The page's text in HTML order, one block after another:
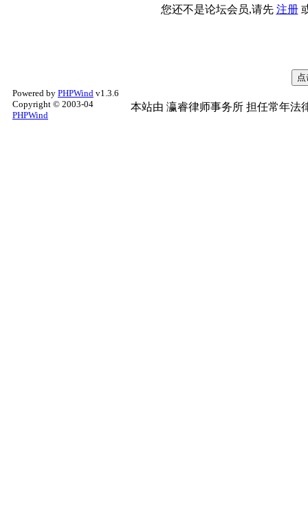
您还不是论坛会员,请先 注册
Powered by PHPWind v1.3.6
Copyright © 2003-04
PHPWind
本站由 瀛睿律师事务所 担任常年法